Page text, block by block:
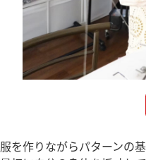
服を作りながらパターンの